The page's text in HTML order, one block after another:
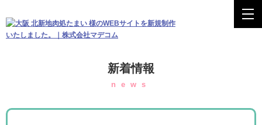
新着情報
news